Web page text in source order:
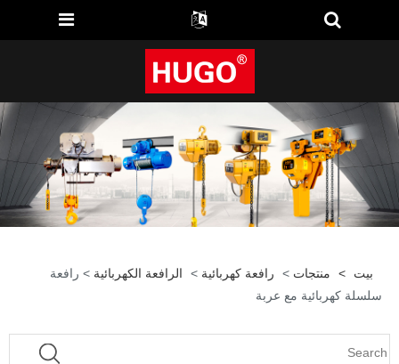
بيت > منتجات > رافعة كهربائية > الرافعة الكهربائية > رافعة
سلسلة كهربائية مع عربة